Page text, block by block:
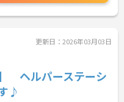
でお問い合わ
更新日：2026年03月03日
ヘルパーステーシ
♪